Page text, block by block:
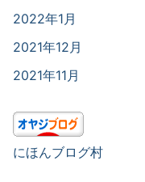
2022年1月
2021年12月
2021年11月
にほんブログ村